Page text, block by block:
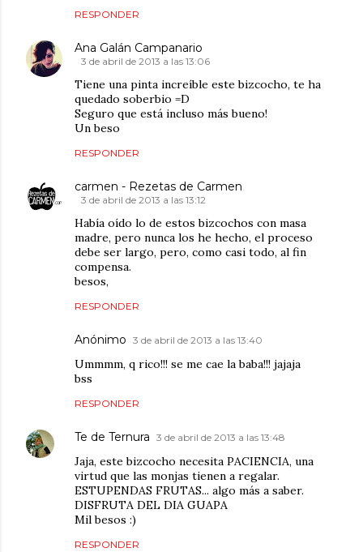
RESPONDER
Ana Galán Campanario
3 de abril de 2013 a las 13:06
Tiene una pinta increíble este bizcocho, te ha
quedado soberbio =D
Seguro que está incluso más bueno!
Un beso
RESPONDER
carmen - Rezetas de Carmen
3 de abril de 2013 a las 13:12
Había oído lo de estos bizcochos con masa
madre, pero nunca los he hecho, el proceso
debe ser largo, pero, como casi todo, al fin
compensa.
besos,
RESPONDER
Anónimo 3 de abril de 2013 a las 13:40
Ummmm, q rico!!! se me cae la baba!!! jajaja
bss
RESPONDER
Te de Ternura 3 de abril de 2013 a las 13:48
Jaja, este bizcocho necesita PACIENCIA, una
virtud que las monjas tienen a regalar.
ESTUPENDAS FRUTAS... algo más a saber.
DISFRUTA DEL DIA GUAPA
Mil besos :)
RESPONDER